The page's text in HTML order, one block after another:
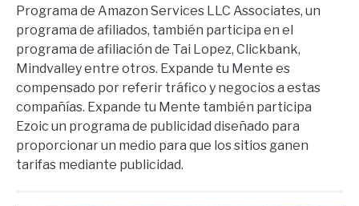
Programa de Amazon Services LLC Associates, un
programa de afiliados, también participa en el
programa de afiliación de Tai Lopez, Clickbank,
Mindvalley entre otros. Expande tu Mente es
compensado por referir tráfico y negocios a estas
compañías. Expande tu Mente también participa
Ezoic un programa de publicidad diseñado para
proporcionar un medio para que los sitios ganen
tarifas mediante publicidad.